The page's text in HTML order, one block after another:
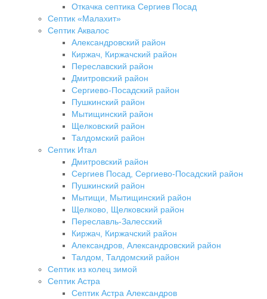
Откачка септика Сергиев Посад
Септик «Малахит»
Септик Аквалос
Александровский район
Киржач, Киржачский район
Переславский район
Дмитровский район
Сергиево-Посадский район
Пушкинский район
Мытищинский район
Щелковский район
Талдомский район
Септик Итал
Дмитровский район
Сергиев Посад, Сергиево-Посадский район
Пушкинский район
Мытищи, Мытищинский район
Щелково, Щелковский район
Переславль-Залесский
Киржач, Киржачский район
Александров, Александровский район
Талдом, Талдомский район
Септик из колец зимой
Септик Астра
Септик Астра Александров